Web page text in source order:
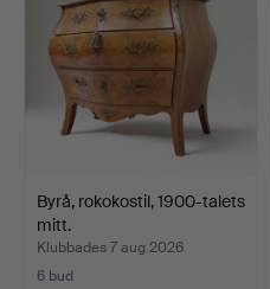
Byrå, rokokostil, 1900-talets
mitt.
Klubbades 7 aug 2026
6 bud